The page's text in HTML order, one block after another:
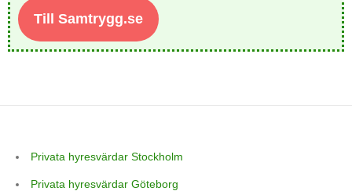
Till Samtrygg.se
Privata hyresvärdar Stockholm
Privata hyresvärdar Göteborg